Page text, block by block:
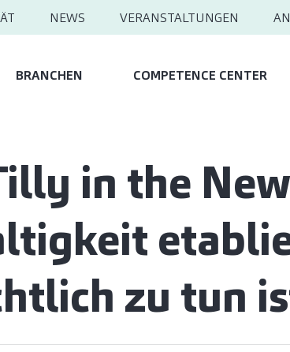
NEWS VERANSTALTUNGEN
BRANCHEN COMPETENCE CENTER
in the
zu tun